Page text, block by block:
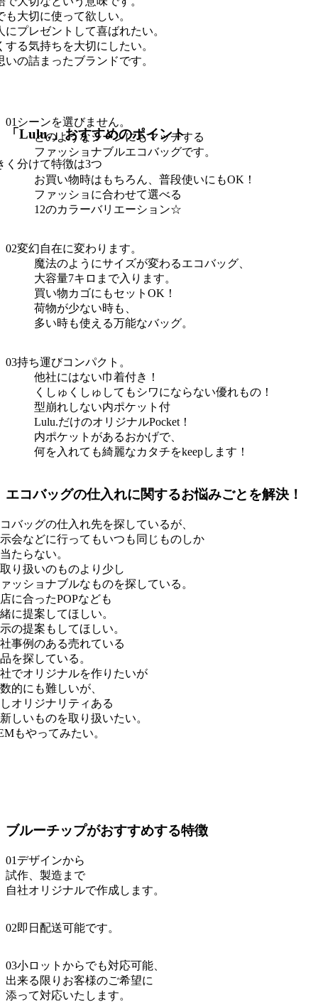
も大切に使って欲しい。
にプレゼントして喜ばれたい。
する気持ちを大切にしたい。
いの詰まったブランドです。
「Lulu.」おすすめのポイント
く分けて特徴は3つ
01 シーンを選びません。
どのようなシーンにもマッチする
ファッショナブルエコバッグです。
お買い物時はもちろん、普段使いにもOK！
ファッショに合わせて選べる
12のカラーバリエーション☆
02変幻自在に変わります。
魔法のようにサイズが変わるエコバッグ、
大容量7キロまで入ります。
買い物カゴにもセットOK！
荷物が少ない時も、
多い時も使える万能なバッグ。
03持ち運びコンパクト。
他社にはない巾着付き！
くしゅくしゅしてもシワにならない優れもの！
型崩れしない内ポケット付
Lulu.だけのオリジナルPocket！
内ポケットがあるおかげで、
何を入れても綺麗なカタチをkeepします！
エコバッグの仕入れに関するお悩みごとを解決！
バッグの仕入れ先を探しているが、
会などに行ってもいつも同じものしか
たらない。
り扱いのものより少し
ッショナブルなものを探している。
に合ったPOPなども
に提案してほしい。
の提案もしてほしい。
事例のある売れている
を探している。
でオリジナルを作りたいが
的にも難しいが、
オリジナリティある
しいものを取り扱いたい。
もやってみたい。
ブルーチップがおすすめする特徴
01 デザインから
試作、製造まで
自社オリジナルで作成します。
02即日配送可能です。
03小ロットからでも対応可能、
出来る限りお客様のご希望に
添って対応いたします。